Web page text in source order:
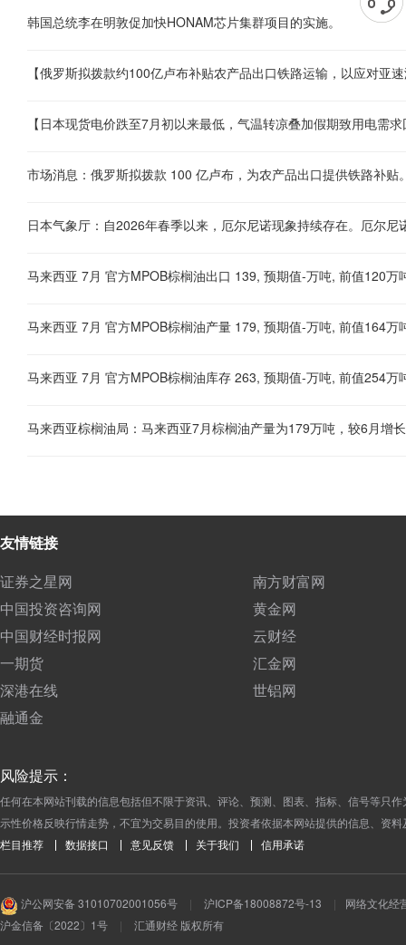
韩国总统李在明敦促加快HONAM芯片集群项目的实施。
市场消息：俄罗斯拟拨款 100 亿卢布，为农产品出口提供铁路补贴
日本气象厅：自2026年春季以来，厄尔尼诺现象持续存在。厄尔
马来西亚 7月 官方MPOB棕榈油出口 139, 预期值-万吨, 前值120万
马来西亚 7月 官方MPOB棕榈油产量 179, 预期值-万吨, 前值164万
马来西亚 7月 官方MPOB棕榈油库存 263, 预期值-万吨, 前值254万
马来西亚棕榈油局：马来西亚7月棕榈油产量为179万吨，较6月增
友情链接
证券之星网
南方财富网
中国投资咨询网
黄金网
中国财经时报网
云财经
一期货
汇金网
深港在线
世铝网
融通金
风险提示：
任何在本网站刊载的信息包括但不限于资讯、评论、预测、图表、指标、信号等只
示性价格反映行情走势，不宜为交易目的使用。投资者依据本网站提供的信息、资
栏目推荐
数据接口 意见反馈 关于我们 信用承诺
沪公网安备 31010702001056号 | 沪ICP备18008872号-13 |
网络文化经
沪金信备〔2022〕1号
| 汇通财经 版权所有